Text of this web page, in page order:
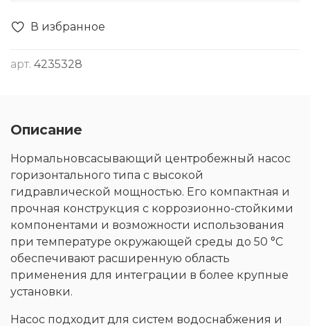
В избранное
арт. 4235328
Описание
Нормальновсасывающий центробежный насос
горизонтального типа с высокой
гидравлической мощностью. Его компактная и
прочная конструкция с коррозионно-стойкими
компонентами и возможности использования
при температуре окружающей среды до 50 °C
обеспечивают расширенную область
применения для интеграции в более крупные
установки.
Насос подходит для систем водоснабжения и